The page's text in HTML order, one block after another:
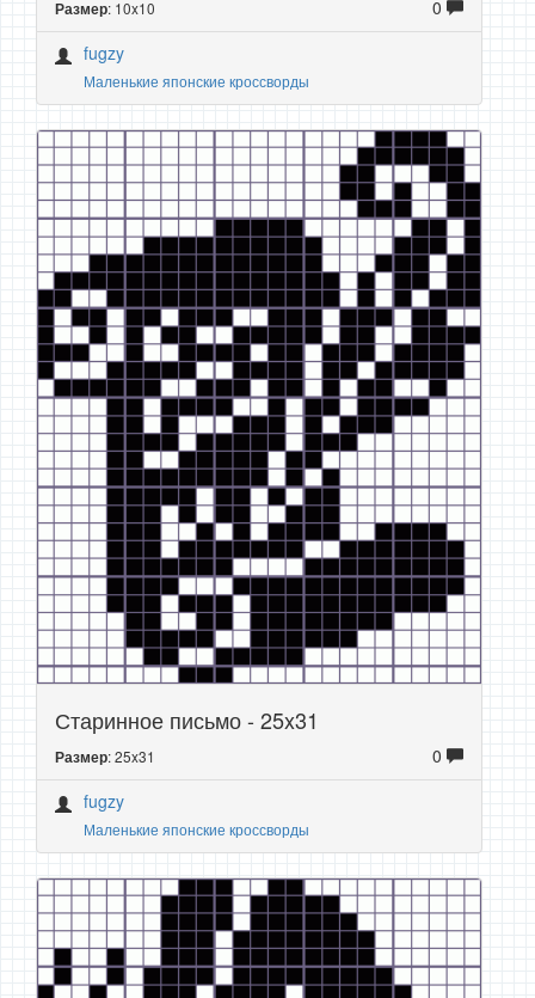
Размер: 10x10
0
fugzy
Маленькие японские кроссворды
Старинное письмо - 25x31
Размер: 25x31
0
fugzy
Маленькие японские кроссворды